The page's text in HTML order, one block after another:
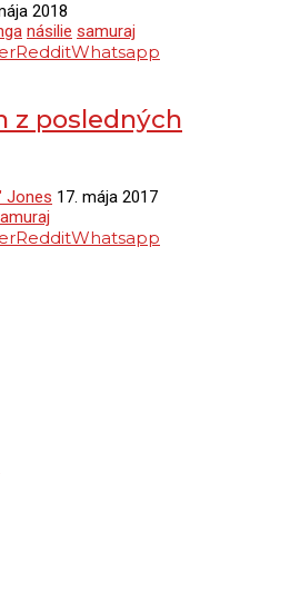
2018
násilie samuraj
RedditWhatsapp
z posledných
Jones 17. mája 2017
RedditWhatsapp